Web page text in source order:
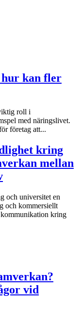
hur kan fler
roll i
med näringslivet.
företag att...
kring
mellan
och universitet en
och kommersiellt
kring
vid